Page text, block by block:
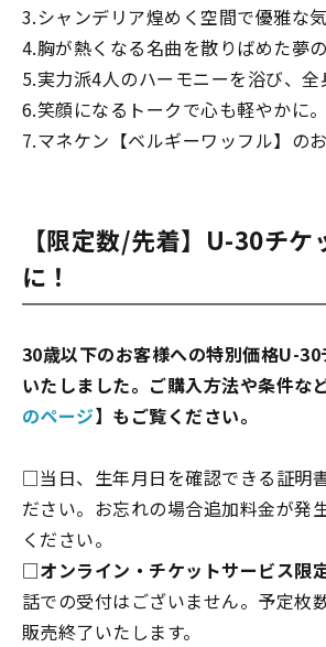
3.シャンデリア煌めく空間で優雅な気
4.胸が熱くなる名曲を散りばめた夢
5.実力派4人のハーモニーを浴び、全
6.笑顔になるトークで心も軽やかに。
7.マネケン【ベルギーワッフル】の
【限定数/先着】U-30チケ
に！
30歳以下のお客様への特別価格U-
いたしました。ご購入方法や条件な
のページ】もご覧ください。
□当日、生年月日を確認できる証明
ださい。お忘れの場合追加料金が発
ください。
□オンライン・チケットサービス限
話での受付はございません。予定枚
販売終了いたします。